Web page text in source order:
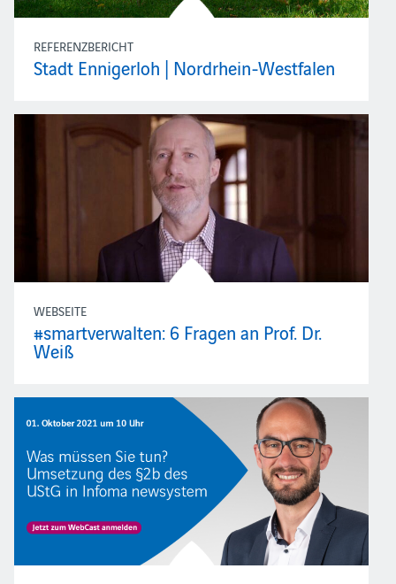
REFERENZBERICHT
Stadt Ennigerloh | Nordrhein-Westfalen
WEBSEITE
#smartverwalten: 6 Fragen an Prof. Dr.
Weiß